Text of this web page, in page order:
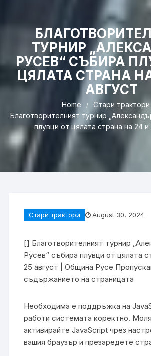
ТУРНИР
РУСЕВ“ СЪБИРА
ЦЯЛАТА СТРАНА
АВГУСТ
Home
Стари трактори
Благотворителният турнир
плувци от цялата страна на 24 и
Стари трактори August 30, 2024
[] Благотворителният турнир
Русев“ събира плувци от цялата
25 август | Община Русе
съдържанието на страницата
Необходима е поддръжка на
работи системата коректно. Моля,
активирайте JavaScript чрез
вашия браузър и презаредете